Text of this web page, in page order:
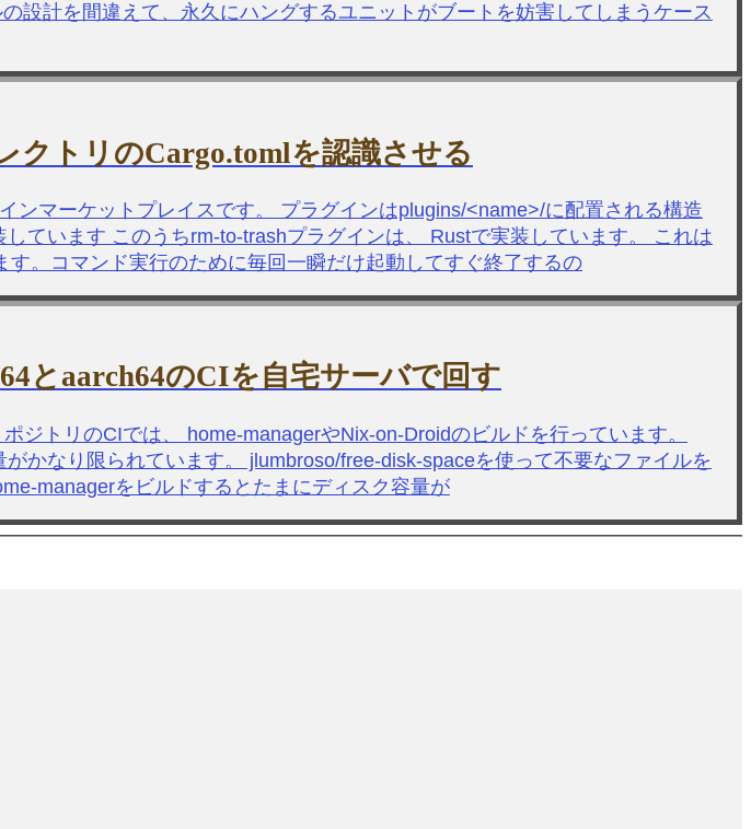
設計を間違えて、永久にハングするユニットがブートを妨害してしまうケース
クトリのCargo.tomlを認識させる
マーケットプレイスです。 プラグインはplugins/<name>/に配置される構造
ています このうちrm-to-trashプラグインは、 Rustで実装しています。 これは
。コマンド実行のために毎回一瞬だけ起動してすぐ終了するの
とaarch64のCIを自宅サーバで回す
トリのCIでは、 home-managerやNix-on-Droidのビルドを行っています。
かなり限られています。 jlumbroso/free-disk-spaceを使って不要なファイルを
managerをビルドするとたまにディスク容量が